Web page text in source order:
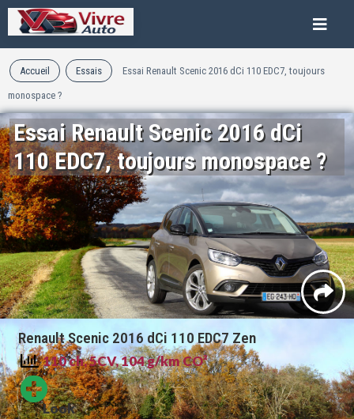
Accueil Essais Essai Renault Scenic 2016 dCi 110 EDC7, toujours
monospace ?
Essai Renault Scenic 2016 dCi
110 EDC7, toujours monospace ?
Renault Scenic 2016 dCi 110 EDC7 Zen
110 ch, 5CV, 104 g/km CO²
Look